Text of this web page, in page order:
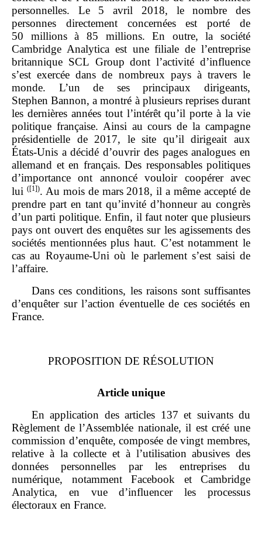
personnelles. Le 5 avril 2018, le nombre des
personnes directement concernées est porté de
50 millions à 85 millions. En outre, la société
Cambridge Analytica est une filiale de l’entreprise
britannique SCL Group dont l’activité d’influence
s’est exercée dans de nombreux pays à travers le
monde. L’un de ses principaux dirigeants,
Stephen Bannon, a montré à plusieurs reprises durant
les dernières années tout l’intérêt qu’il porte à la vie
politique française. Ainsi au cours de la campagne
présidentielle de 2017, le site qu’il dirigeait aux
États‑Unis a décidé d’ouvrir des pages analogues en
allemand et en français. Des responsables politiques
d’importance ont annoncé vouloir coopérer avec
lui ([1]). Au mois de mars 2018, il a même accepté de
prendre part en tant qu’invité d’honneur au congrès
d’un parti politique. Enfin, il faut noter que plusieurs
pays ont ouvert des enquêtes sur les agissements des
sociétés mentionnées plus haut. C’est notamment le
cas au Royaume‑Uni où le parlement s’est saisi de
l’affaire.
Dans ces conditions, les raisons sont suffisantes
d’enquêter sur l’action éventuelle de ces sociétés en
France.
PROPOSITION DE RÉSOLUTION
Article unique
En application des articles 137 et suivants du
Règlement de l’Assemblée nationale, il est créé une
commission d’enquête, composée de vingt membres,
relative à la collecte et à l’utilisation abusives des
données personnelles par les entreprises du
numérique, notamment Facebook et Cambridge
Analytica, en vue d’influencer les processus
électoraux en France.